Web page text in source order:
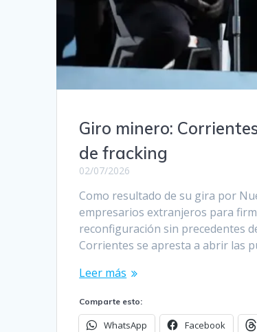
Giro minero:
de fracking
02/07/2026
Como resultado de su gira por
empresarios extranjeros para
reconfiguración sin precedentes
Corrientes se apresta a abrir las
Leer más
Comparte esto:
WhatsApp Facebook